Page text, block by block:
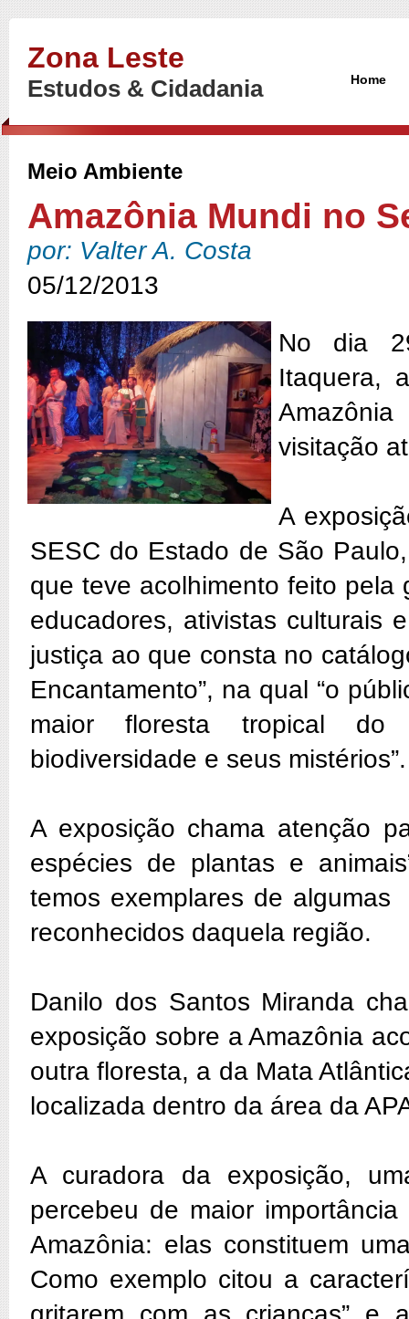
Zona Leste
Estudos & Cidadania Home
Meio Ambiente
Amazônia Mundi no
por: Valter A. Costa
05/12/2013
No dia
Itaquera,
visitação
A
SESC do Estado de São
que teve acolhimento feito pela
educadores, ativistas culturais
justiça ao que consta no
Encantamento”, na qual “o
maior floresta tropical do
biodiversidade e seus mistérios”.
A exposição chama atenção
espécies de plantas e
temos exemplares de
reconhecidos daquela região.
Danilo dos Santos Miranda
exposição sobre a Amazônia
outra floresta, a da Mata
localizada dentro da área da
A curadora da exposição,
percebeu de maior
Amazônia: elas constituem
Como exemplo citou a